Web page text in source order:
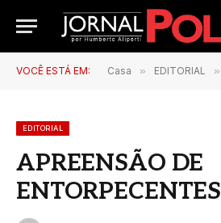
VOCÊ ESTÁ EM: Casa » EDITORIAL »
EDITORIAL
APREENSÃO DE
ENTORPECENTES